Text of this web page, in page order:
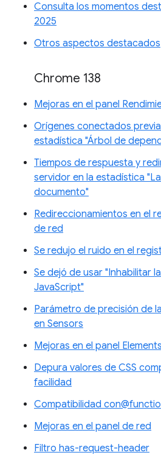
Consulta los momentos
2025
Otros aspectos destacados
Chrome 138
Mejoras en el panel
Orígenes conectados
estadística "Árbol de
Tiempos de respuesta y
servidor en la estadística
documento"
Redireccionamientos en el
de red
Se redujo el ruido en el
Se dejó de usar "Inhabilitar
JavaScript"
Parámetro de precisión de
en Sensors
Mejoras en el panel Elements
Depura valores de CSS
facilidad
Compatibilidad
Mejoras en el panel de red
Filtro has-request-header